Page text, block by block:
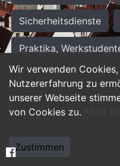
Wir verwenden
Nutzererfahrung zu
unserer Webseite
von Cookies zu. Mehr
Zustimmen
Sicherheitsdienste
Praktika,
Personalwesen
Hilfskräfte, Aushilfs-
Weiterbildung,